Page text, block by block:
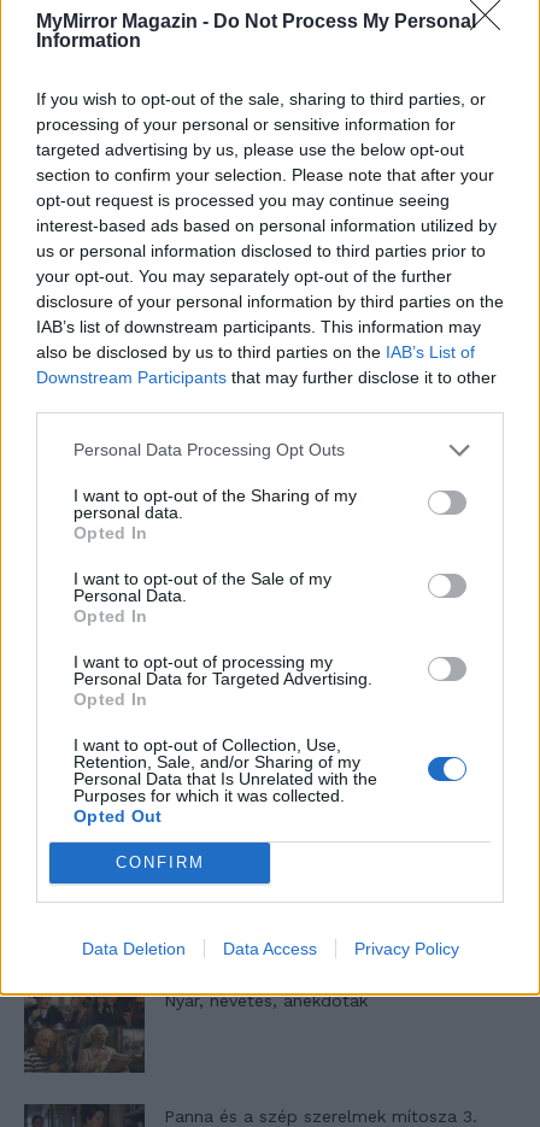
MyMirror Magazin - Do Not Process My Personal
Information
If you wish to opt-out of the sale, sharing to third parties, or
processing of your personal or sensitive information for
targeted advertising by us, please use the below opt-out
section to confirm your selection. Please note that after your
opt-out request is processed you may continue seeing
interest-based ads based on personal information utilized by
us or personal information disclosed to third parties prior to
your opt-out. You may separately opt-out of the further
disclosure of your personal information by third parties on the
IAB’s list of downstream participants. This information may
also be disclosed by us to third parties on the IAB’s List of
Downstream Participants that may further disclose it to other
Personal Data Processing Opt Outs
I want to opt-out of the Sharing of my
personal data.
Opted In
I want to opt-out of the Sale of my
Personal Data.
Opted In
I want to opt-out of processing my
Personal Data for Targeted Advertising.
Opted In
I want to opt-out of Collection, Use,
Retention, Sale, and/or Sharing of my
Personal Data that Is Unrelated with the
Purposes for which it was collected.
Opted Out
CONFIRM
Data Deletion Data Access Privacy Policy
Minka 11. rész
T. szereti a fiatal lányokat 14. rész
nőknek, amikor segítséget kérnek?
Elyna Robbs: Adéle és az örökölt árnyak
13. rész
Woody Allen megosztó zsenialitása
A világ legismertebb ruhái
Nyár, nevetés, anekdoták
Panna és a szép szerelmek mítosza 3.